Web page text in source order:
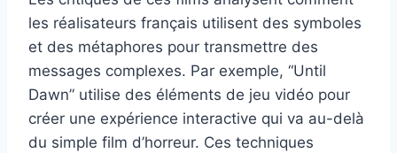
les réalisateurs français utilisent des symboles
et des métaphores pour transmettre des
messages complexes. Par exemple, “Until
Dawn” utilise des éléments de jeu vidéo pour
créer une expérience interactive qui va au-delà
du simple film d’horreur. Ces techniques